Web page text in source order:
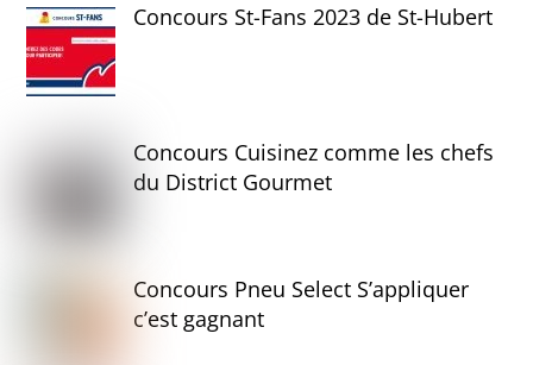
Concours St-Fans 2023 de St-Hubert
Concours Cuisinez comme les chefs
du District Gourmet
Concours Pneu Select S’appliquer
c’est gagnant